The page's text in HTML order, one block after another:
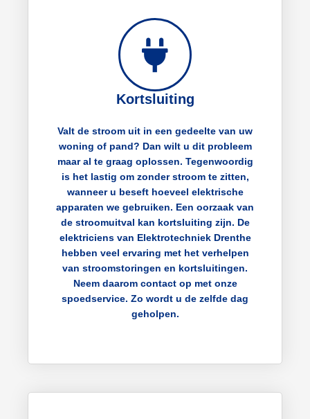
Kortsluiting
Valt de stroom uit in een gedeelte van uw
woning of pand? Dan wilt u dit probleem
maar al te graag oplossen. Tegenwoordig
is het lastig om zonder stroom te zitten,
wanneer u beseft hoeveel elektrische
apparaten we gebruiken. Een oorzaak van
de stroomuitval kan kortsluiting zijn. De
elektriciens van Elektrotechniek Drenthe
hebben veel ervaring met het verhelpen
van stroomstoringen en kortsluitingen.
Neem daarom contact op met onze
spoedservice. Zo wordt u de zelfde dag
geholpen.